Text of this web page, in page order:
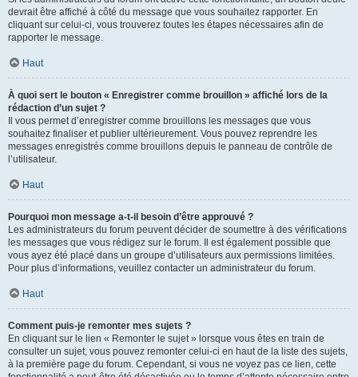
devrait être affiché à côté du message que vous souhaitez rapporter. En
cliquant sur celui-ci, vous trouverez toutes les étapes nécessaires afin de
rapporter le message.
Haut
À quoi sert le bouton « Enregistrer comme brouillon » affiché lors de la
rédaction d’un sujet ?
Il vous permet d’enregistrer comme brouillons les messages que vous
souhaitez finaliser et publier ultérieurement. Vous pouvez reprendre les
messages enregistrés comme brouillons depuis le panneau de contrôle de
l’utilisateur.
Haut
Pourquoi mon message a-t-il besoin d’être approuvé ?
Les administrateurs du forum peuvent décider de soumettre à des vérifications
les messages que vous rédigez sur le forum. Il est également possible que
vous ayez été placé dans un groupe d’utilisateurs aux permissions limitées.
Pour plus d’informations, veuillez contacter un administrateur du forum.
Haut
Comment puis-je remonter mes sujets ?
En cliquant sur le lien « Remonter le sujet » lorsque vous êtes en train de
consulter un sujet, vous pouvez remonter celui-ci en haut de la liste des sujets,
à la première page du forum. Cependant, si vous ne voyez pas ce lien, cette